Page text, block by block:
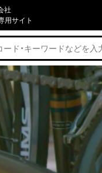
社
用サイト